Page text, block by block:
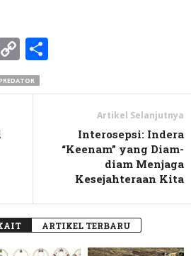
LineCopy
Link
Artikel Selanjutnya
Interosepsi: Indera
“Keenam” yang Diam-
diam Menjaga
Kesejahteraan Kita
ARTIKEL TERBARU